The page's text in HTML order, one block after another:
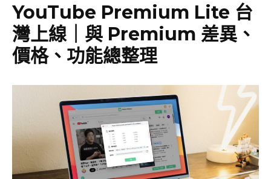
YouTube Premium Lite 台
灣上線｜與 Premium 差異、
價格、功能總整理